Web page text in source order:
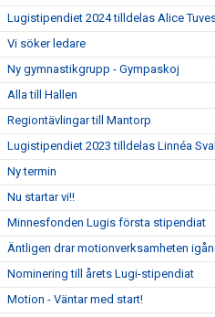
Lugistipendiet 2024 tilldelas Alice
Vi söker ledare
Ny gymnastikgrupp - Gympaskoj
Alla till Hallen
Regiontävlingar till Mantorp
Lugistipendiet 2023 tilldelas Linnéa
Ny termin
Nu startar vi!!
Minnesfonden Lugis första stipendiat
Äntligen drar motionverksamheten
Nominering till årets Lugi-stipendiat
Motion - Väntar med start!